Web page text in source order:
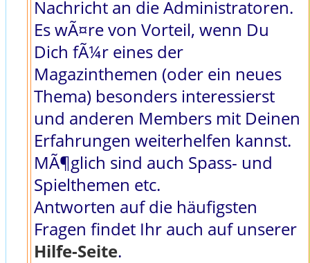
Nachricht an die Administratoren.
Es wÃ¤re von Vorteil, wenn Du
Dich fÃ¼r eines der
Magazinthemen (oder ein neues
Thema) besonders interessierst
und anderen Members mit Deinen
Erfahrungen weiterhelfen kannst.
MÃ¶glich sind auch Spass- und
Spielthemen etc.
Antworten auf die häufigsten
Fragen findet Ihr auch auf unserer
Hilfe-Seite.